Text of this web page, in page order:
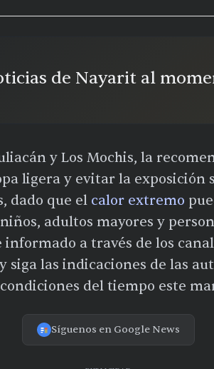
de Nayarit al
y Los Mochis, la
ligera y evitar la exposición
dado que el calor extremo
adultos mayores y
a través de los
siga las indicaciones de las
del tiempo este
Síguenos en Google News